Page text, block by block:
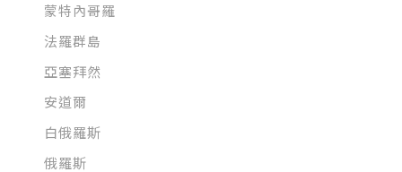
蒙特內哥羅
法羅群島
亞塞拜然
安道爾
白俄羅斯
俄羅斯